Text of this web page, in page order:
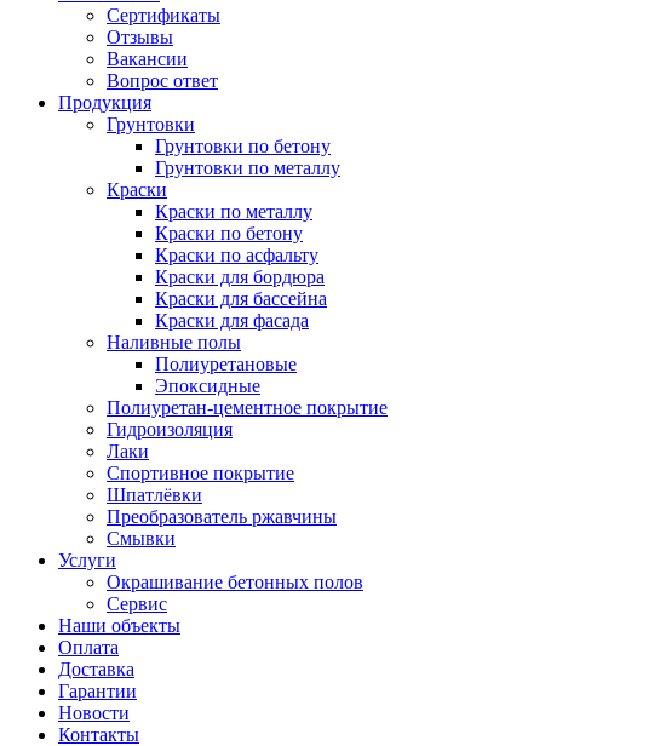
Сертификаты
Отзывы
Вакансии
Вопрос ответ
Продукция
Грунтовки
Грунтовки по бетону
Грунтовки по металлу
Краски
Краски по металлу
Краски по бетону
Краски по асфальту
Краски для бордюра
Краски для бассейна
Краски для фасада
Наливные полы
Полиуретановые
Эпоксидные
Полиуретан-цементное покрытие
Гидроизоляция
Лаки
Спортивное покрытие
Шпатлёвки
Преобразователь ржавчины
Смывки
Услуги
Окрашивание бетонных полов
Сервис
Наши объекты
Оплата
Доставка
Гарантии
Новости
Контакты